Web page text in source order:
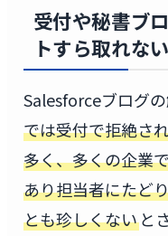
受付や秘書ブ
トすら取れない
Salesforceブログの
では受付で拒絶さ
多く、多くの企業
あり担当者にたど
とも珍しくないと